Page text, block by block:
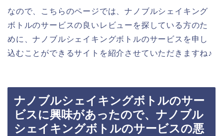
なので、こちらのページでは、ナノブルシェイキング
ボトルのサービスの良いレビューを探している方のた
めに、ナノブルシェイキングボトルのサービスを申し
込むことができるサイトを紹介させていただきますね♪
ナノブルシェイキングボトルのサー
ビスに興味があったので、ナノブル
シェイキングボトルのサービスの悪